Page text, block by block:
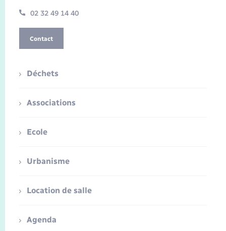
02 32 49 14 40
Contact
Déchets
Associations
Ecole
Urbanisme
Location de salle
Agenda